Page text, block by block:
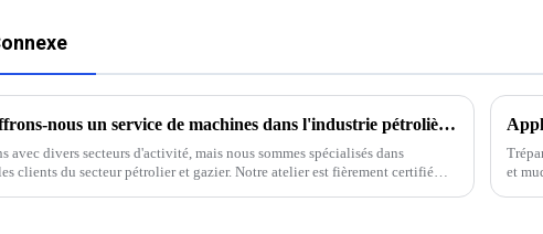
Comment offrons-nous un service de machines dans l'industrie pétrolière et gazière
avec divers secteurs d'activité, mais nous sommes spécialisés dans
clients du secteur pétrolier et gazier. Notre atelier est fièrement certifié
et